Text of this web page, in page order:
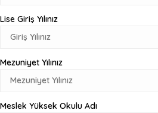
Lise Giriş Yılınız
Mezuniyet Yılınız
Meslek Yüksek Okulu Adı